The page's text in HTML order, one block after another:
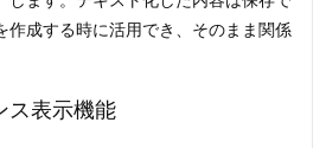
作成する時に活用でき、そのまま関係
ス表示機能